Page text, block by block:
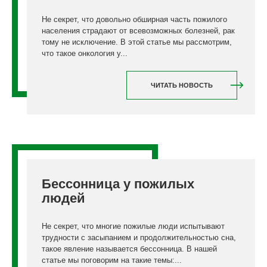
Не секрет, что довольно обширная часть пожилого
населения страдают от всевозможных болезней, рак
тому не исключение. В этой статье мы рассмотрим,
что такое онкология у...
ЧИТАТЬ НОВОСТЬ
Бессонница у пожилых
людей
Не секрет, что многие пожилые люди испытывают
трудности с засыпанием и продолжительностью сна,
такое явление называется бессонница. В нашей
статье мы поговорим на такие темы:...